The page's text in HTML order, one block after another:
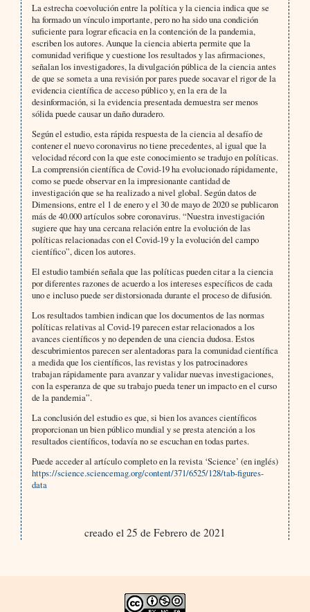
La estrecha coevolución entre la política y la ciencia indica que se
ha formado un vínculo importante, pero no ha sido una condición
suficiente para lograr eficacia en la contención de la pandemia,
escriben los autores. Aunque la ciencia abierta permite que la
comunidad verifique y cuestione los resultados y las afirmaciones,
señalan los investigadores, la divulgación pública de la ciencia antes
de que se someta a una revisión por pares puede socavar el rigor de la
evidencia científica de acceso público y, en la era de la
desinformación, si la evidencia presentada demuestra ser menos
sólida puede causar un daño duradero.
Según el estudio, esta rápida respuesta de la ciencia al desafío de
contener el nuevo coronavirus no tiene precedentes, al igual que la
velocidad récord con la que este conocimiento se tradujo en políticas.
La comprensión científica de Covid-19 ha evolucionado rápidamente,
como se puede observar en la impresionante cantidad de
investigación que se ha realizado a nivel global. Según datos de
Dimensions, entre el 1 de enero y el 30 de mayo de 2020 se publicaron
más de 40.000 artículos sobre coronavirus. “Nuestra investigación
sugiere que hay una cercana relación entre la evolución de las
políticas relacionadas con el Covid-19 y la evolución del campo
científico”, dicen los autores.
El estudio también señala que las políticas pueden citar a la ciencia
por diferentes razones de acuerdo a los intereses específicos de cada
uno e incluso puede ser distorsionada durante el proceso de difusión.
Los resultados tambien indican que los documentos de las normas
políticas relativas al Covid-19 parecen estar relacionados a los
avances científicos y no dependen de una ciencia dudosa. Estos
descubrimientos parecen ser alentadoras para la comunidad científica
a medida que los científicos, las revistas y los patrocinadores
trabajan rápidamente para avanzar y validar nuevas investigaciones,
con la esperanza de que su trabajo pueda tener un impacto en el curso
de la pandemia”.
La conclusión del estudio es que, si bien los avances científicos
proporcionan un bien público mundial y se presta atención a los
resultados científicos, todavía no se escuchan en todas partes.
Puede acceder al artículo completo en la revista ‘Science’ (en inglés)
https://science.sciencemag.org/content/371/6525/128/tab-figures-
data
creado el 25 de Febrero de 2021